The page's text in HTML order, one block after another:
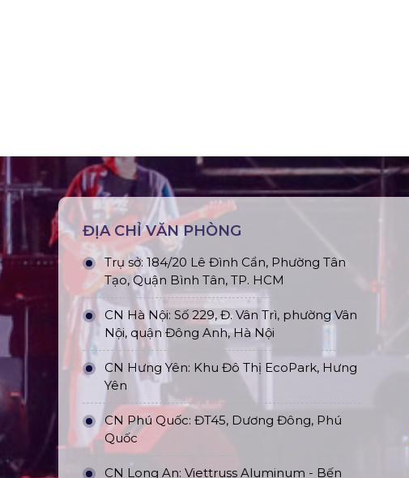
ĐỊA CHỈ VĂN PHÒNG
Trụ sở: 184/20 Lê Đình Cẩn, Phường Tân
Tạo, Quận Bình Tân, TP. HCM
CN Hà Nội: Số 229, Đ. Vân Trì, phường Vân
Nội, quận Đông Anh, Hà Nội
CN Hưng Yên: Khu Đô Thị EcoPark, Hưng
Yên
CN Phú Quốc: ĐT45, Dương Đông, Phú
Quốc
CN Long An: Viettruss Aluminum - Bến